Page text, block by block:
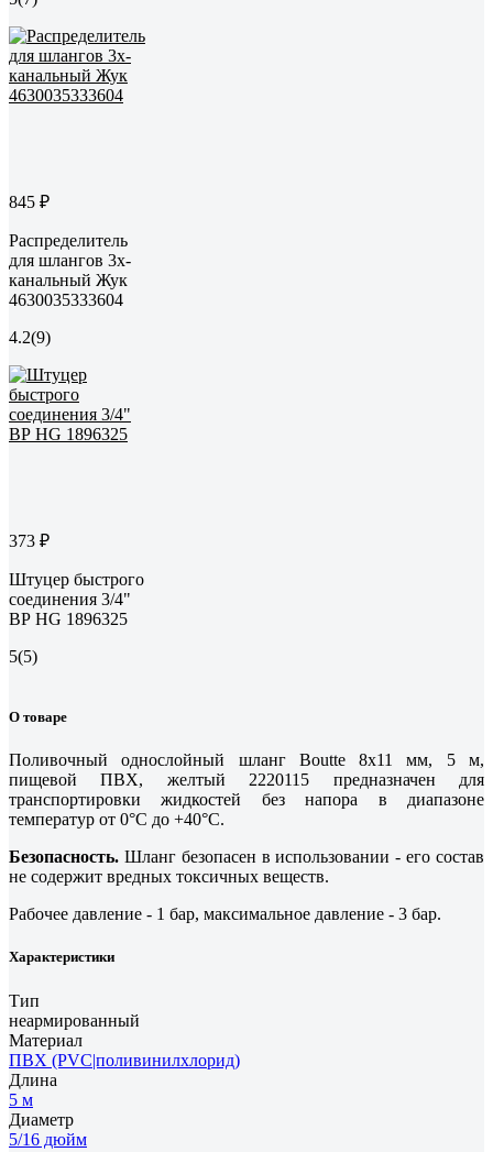
845 ₽
Распределитель
для шлангов 3х-
канальный Жук
4630035333604
4.2(9)
373 ₽
Штуцер быстрого
соединения 3/4"
ВР HG 1896325
5(5)
О товаре
Поливочный однослойный шланг Boutte 8x11 мм, 5 м,
пищевой ПВХ, желтый 2220115 предназначен для
транспортировки жидкостей без напора в диапазоне
температур от 0°С до +40°C.
Безопасность. Шланг безопасен в использовании - его состав
не содержит вредных токсичных веществ.
Рабочее давление - 1 бар, максимальное давление - 3 бар.
Характеристики
Тип
неармированный
Материал
ПВХ (PVC|поливинилхлорид)
Длина
5 м
Диаметр
5/16 дюйм